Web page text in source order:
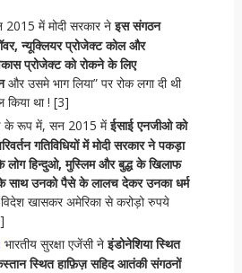
2015 में मोदी सरकार नेइस संगठन
न्यूक्लियर प्रोजेक्ट कोल और
प्रोजेक्ट को रोकने के लिए
और उसमे भाग लिया” पर रोक लगा दी थी
था ! [3]
के रूप में, सन 2015 मेंईसाई एनजीओ को
गतिविधियों में मोदी सरकार ने पकड़ा
हिन्दुओ, मुस्लिम और बुद्ध के खिलाफ
साथ उनको पैसे के लालच देकर उनका धर्म
खासकर अमेरिका से करोड़ो रुपये
भारतीय सुरक्षा एजेंसी नेइंडोनेशिया स्थित
स्थित हाफ़िज़ सहिद आतंकी संगठनों